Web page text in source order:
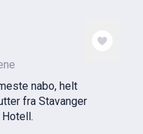
nabo, helt
fra Stavanger